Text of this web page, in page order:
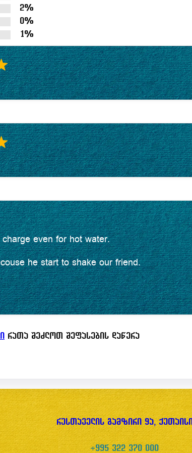
2%
0%
1%
even for hot water.
he start to shake our friend.
რათა შეძლოთ შეფასების დაწერა
რუსთაველის გამზირი 9ა, ქუთაისი
+995 322 370 000